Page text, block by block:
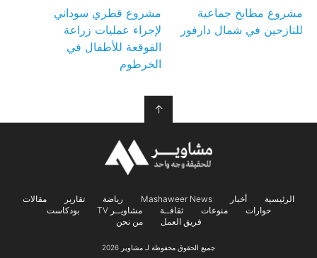
مشروع مطابخ جماعية
للنازحين في شمال دارفور
مشروع قطري سوداني
لإجراء عمليات زراعة
القوقعة للأطفال في
الخرطوم
↑
الرئيسية أخبار Mashaweer News رياضة تقارير
مقالات
حوارات
منوعات ثقافــة مشاويــر TV
بودكاست
فريق العمل
من نحن
جميع الحقوق محفوظة لـ مشاوير 2026